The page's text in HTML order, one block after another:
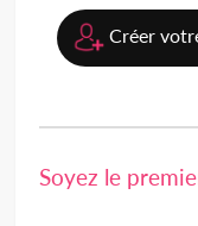
Créer
Soyez le